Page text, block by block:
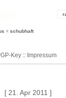
schubhaft
Key :: Impressum
[ 21. Apr 2011 ]